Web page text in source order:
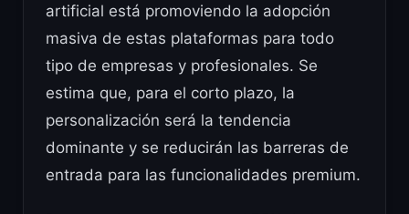
artificial está promoviendo la adopción
masiva de estas plataformas para todo
tipo de empresas y profesionales. Se
estima que, para el corto plazo, la
personalización será la tendencia
dominante y se reducirán las barreras de
entrada para las funcionalidades premium.